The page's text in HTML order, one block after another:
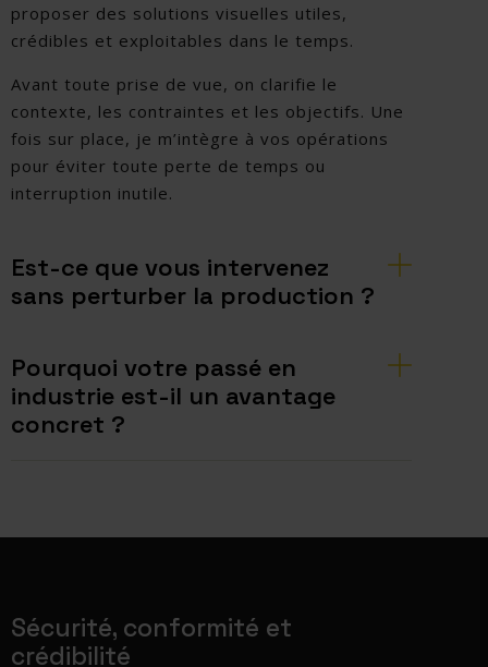
proposer des solutions visuelles utiles,
crédibles et exploitables dans le temps.
Avant toute prise de vue, on clarifie le
contexte, les contraintes et les objectifs. Une
fois sur place, je m’intègre à vos opérations
pour éviter toute perte de temps ou
interruption inutile.
Est-ce que vous intervenez
sans perturber la production ?
Pourquoi votre passé en
industrie est-il un avantage
concret ?
Sécurité, conformité et
crédibilité